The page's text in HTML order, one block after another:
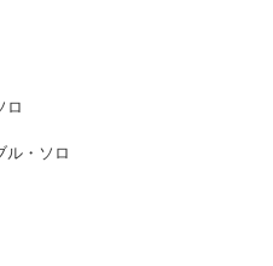
ロ
ル・ソロ